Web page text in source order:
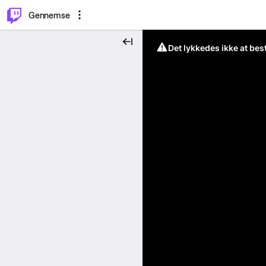
Gennemse
Det lykkedes ikke at